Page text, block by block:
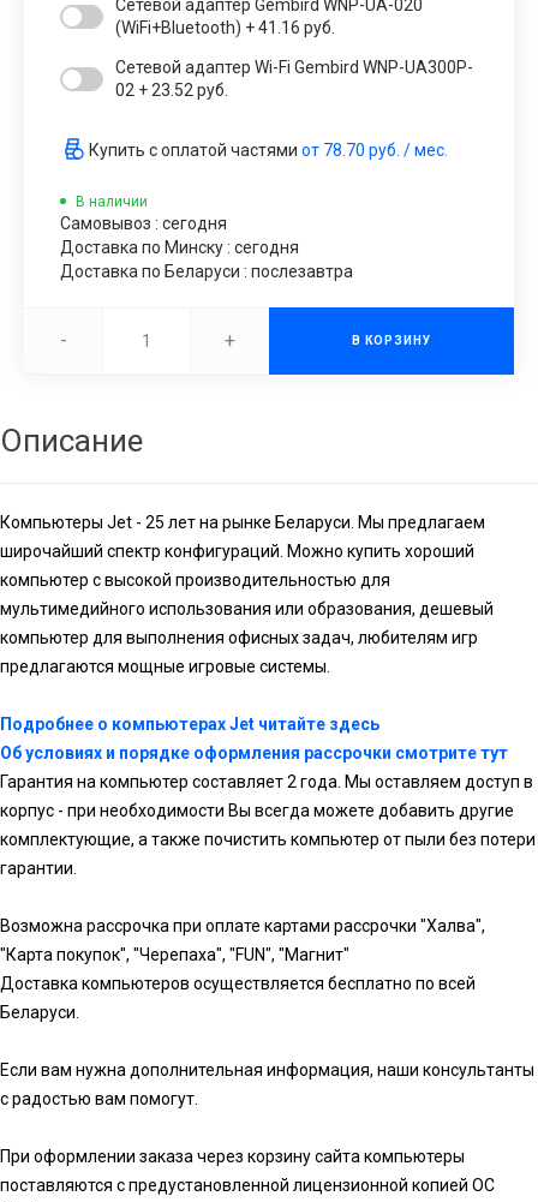
Сетевой адаптер Gembird WNP-UA-020
(WiFi+Bluetooth) + 41.16 руб.
Сетевой адаптер Wi-Fi Gembird WNP-UA300P-
02 + 23.52 руб.
Купить с оплатой частями от 78.70 руб. / мес.
В наличии
Самовывоз : сегодня
Доставка по Минску : сегодня
Доставка по Беларуси : послезавтра
- + В КОРЗИНУ
Описание
Компьютеры Jet - 25 лет на рынке Беларуси. Мы предлагаем
широчайший спектр конфигураций. Можно купить хороший
компьютер с высокой производительностью для
мультимедийного использования или образования, дешевый
компьютер для выполнения офисных задач, любителям игр
предлагаются мощные игровые системы.
Подробнее о компьютерах Jet читайте здесь
Об условиях и порядке оформления рассрочки смотрите тут
Гарантия на компьютер составляет 2 года. Мы оставляем доступ в
корпус - при необходимости Вы всегда можете добавить другие
комплектующие, а также почистить компьютер от пыли без потери
гарантии.
Возможна рассрочка при оплате картами рассрочки "Халва",
"Карта покупок", "Черепаха", "FUN", "Магнит"
Доставка компьютеров осуществляется бесплатно по всей
Беларуси.
Если вам нужна дополнительная информация, наши консультанты
с радостью вам помогут.
При оформлении заказа через корзину сайта компьютеры
поставляются с предустановленной лицензионной копией ОС